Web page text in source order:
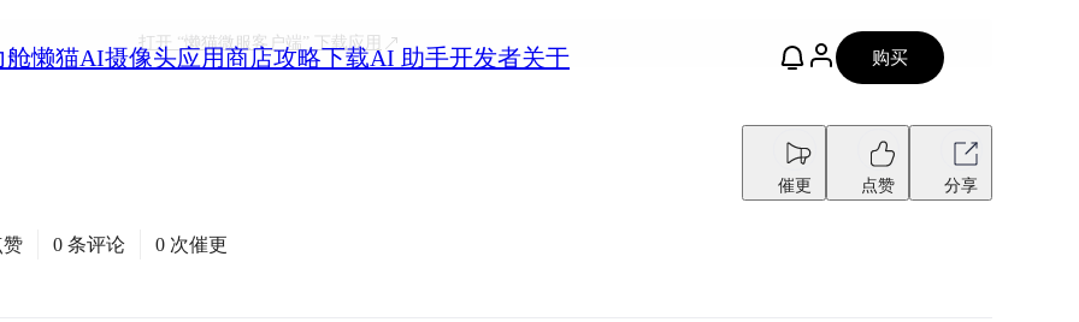
舱懒猫AI摄像头应用商店攻略下载AI 助手开发者关于 购买
打开 “懒猫微服客户端”下载应用
催更 点赞 分享
赞 0 条评论 0 次催更